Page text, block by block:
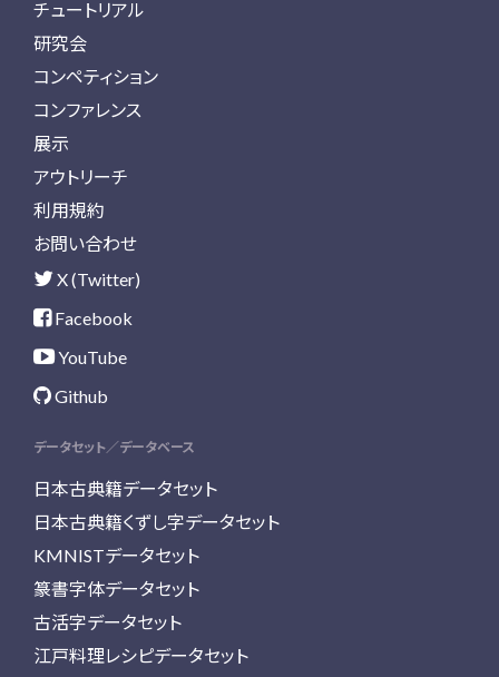
チュートリアル
研究会
コンペティション
コンファレンス
展示
アウトリーチ
利用規約
お問い合わせ
X (Twitter)
Facebook
YouTube
Github
データセット／データベース
日本古典籍データセット
日本古典籍くずし字データセット
KMNISTデータセット
篆書字体データセット
古活字データセット
江戸料理レシピデータセット